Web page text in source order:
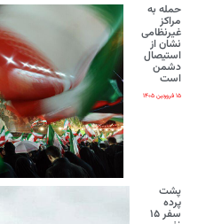
حمله به
مراکز
غیرنظامی
نشان از
استیصال
دشمن
است
۱۵ فروردین ۱۴۰۵
پشت
پرده
سفر ۱۵